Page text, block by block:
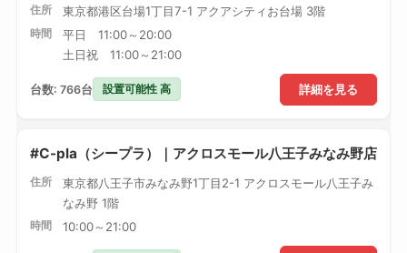
住所 東京都港区台場1丁目7-1 アクアシティお台場 3階
時間
平日 11:00～20:00
土日祝 11:00～21:00
詳細を見る
台数: 766台 設置可能性 高
#C-pla（シープラ）｜アクロスモール八王子みなみ野店
住所
東京都八王子市みなみ野1丁目2-1 アクロスモール八王子み
なみ野 1階
時間 10:00～21:00